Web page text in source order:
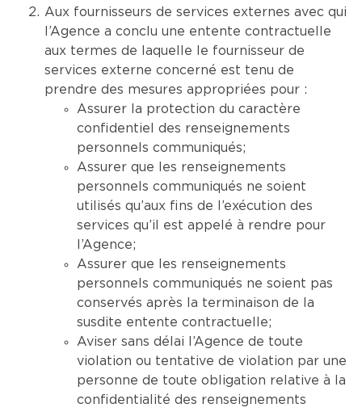
Aux fournisseurs de services externes avec qui
l’Agence a conclu une entente contractuelle
aux termes de laquelle le fournisseur de
services externe concerné est tenu de
prendre des mesures appropriées pour :
Assurer la protection du caractère
confidentiel des renseignements
personnels communiqués;
Assurer que les renseignements
personnels communiqués ne soient
utilisés qu’aux fins de l’exécution des
services qu’il est appelé à rendre pour
l’Agence;
Assurer que les renseignements
personnels communiqués ne soient pas
conservés après la terminaison de la
susdite entente contractuelle;
Aviser sans délai l’Agence de toute
violation ou tentative de violation par une
personne de toute obligation relative à la
confidentialité des renseignements